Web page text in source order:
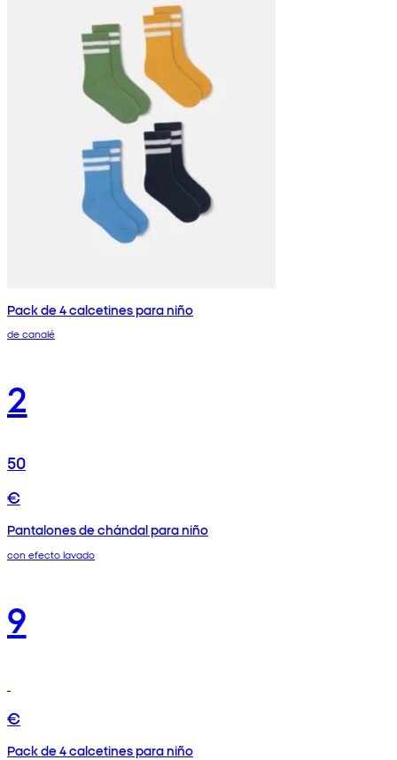
Pack de 4 calcetines para niño
de canalé
2
50
€
Pantalones de chándal para niño
con efecto lavado
9
€
Pack de 4 calcetines para niño